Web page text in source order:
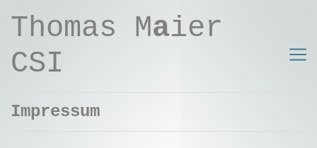
Thomas Maier
CSI
Impressum